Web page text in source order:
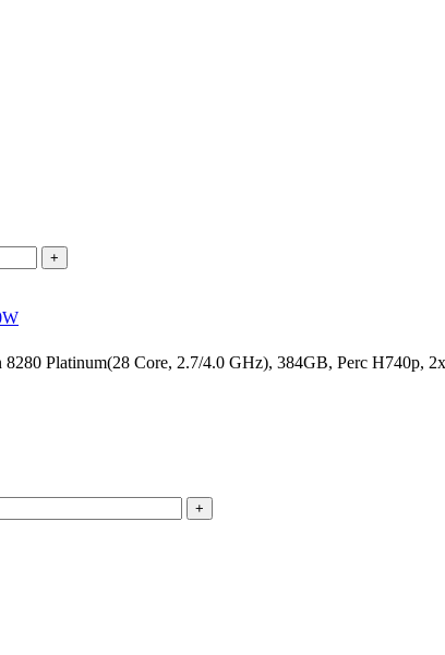
+
Platinum(28 Core, 2.7/4.0 GHz), 384GB, Perc H740p,
+